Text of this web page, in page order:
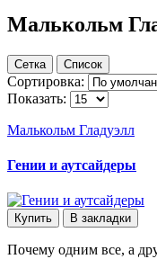
Малькольм
Сетка Список
Сортировка:
Показать:
Малькольм Гладуэлл
Гении и аутсайдеры
Купить В закладки
Почему одним все, а